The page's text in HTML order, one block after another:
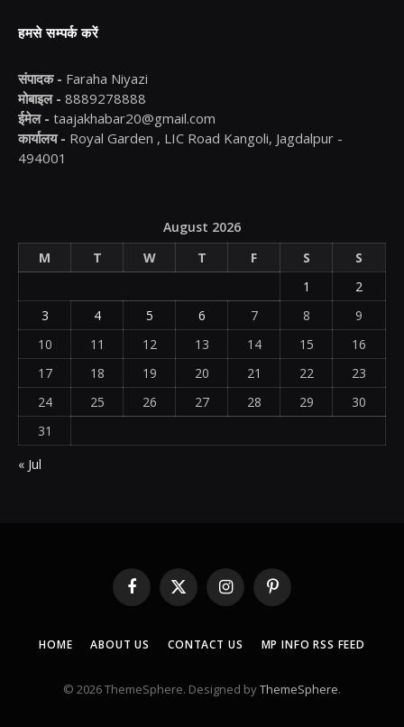
हमसे सम्पर्क करें
संपादक - Faraha Niyazi
मोबाइल - 8889278888
ईमेल - taajakhabar20@gmail.com
कार्यालय - Royal Garden , LIC Road Kangoli, Jagdalpur -
494001
August 2026
M
T W T F S
S
1
2
3
4 5 6 7 8
9
10
11 12 13 14 15
16
17
18 19 20 21 22
23
24
25 26 27 28 29
30
31
« Jul
Facebook
X
(Twitter)
InstagramPinterest
HOME ABOUT US CONTACT US MP INFO RSS FEED
© 2026 ThemeSphere. Designed byThemeSphere.